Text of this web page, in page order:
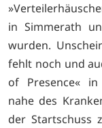
in Simmerath
wurden.
fehlt noch und
of Presence« in
nahe des
der Startschuss